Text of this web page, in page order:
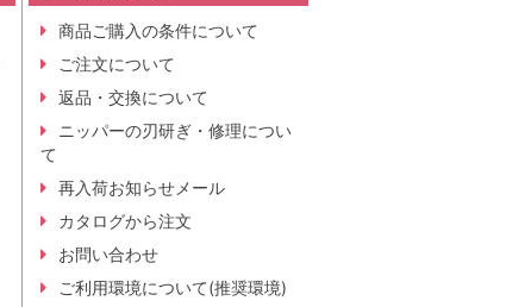
商品ご購入の条件について
ご注文について
返品・交換について
ニッパーの刃研ぎ・修理につい
て
再入荷お知らせメール
カタログから注文
お問い合わせ
ご利用環境について(推奨環境)